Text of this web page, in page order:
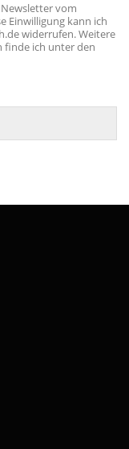
vom
Einwilligung kann ich
widerrufen. Weitere
finde ich unter den